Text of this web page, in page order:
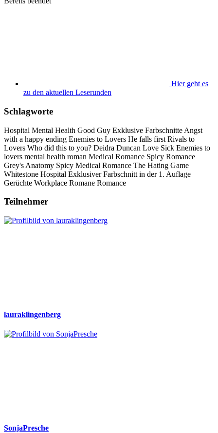
Hier geht es
zu den aktuellen Leserunden
Schlagworte
Hospital Mental Health Good Guy Exklusive Farbschnitte Angst
with a happy ending Enemies to Lovers He falls first Rivals to
Lovers Who did this to you? Deidra Duncan Love Sick Enemies to
lovers mental health roman Medical Romance Spicy Romance
Grey's Anatomy Spicy Medical Romance The Hating Game
Whitestone Hospital Exklusiver Farbschnitt in der 1. Auflage
Gerüchte Workplace Romane Romance
Teilnehmer
lauraklingenberg
SonjaPresche